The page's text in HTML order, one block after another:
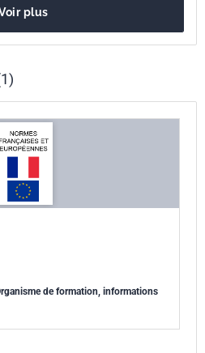
plus
de formation, informations